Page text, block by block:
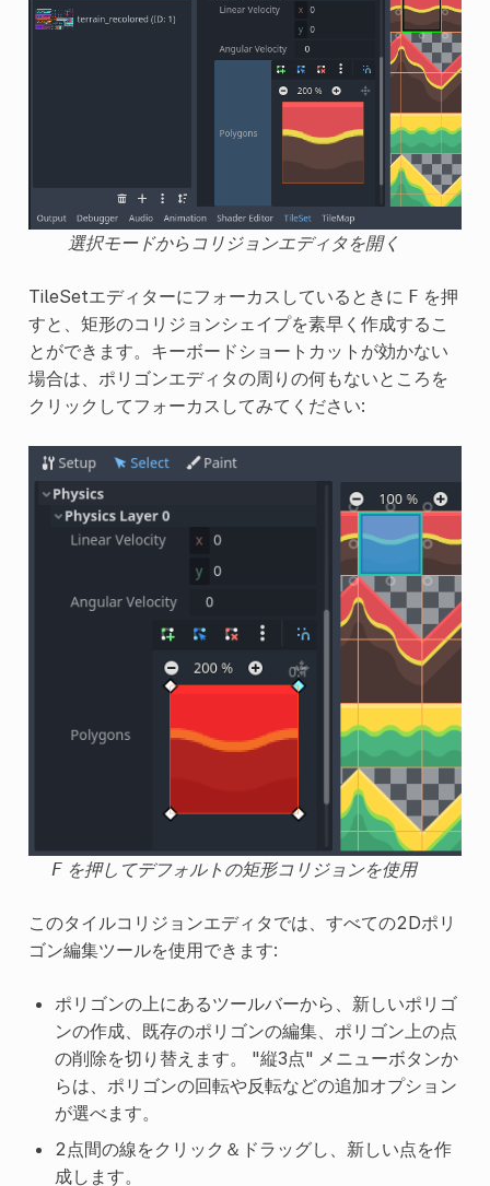
選択モードからコリジョンエディタを開く
TileSetエディターにフォーカスしているときに F を押
すと、矩形のコリジョンシェイプを素早く作成するこ
とができます。キーボードショートカットが効かない
場合は、ポリゴンエディタの周りの何もないところを
クリックしてフォーカスしてみてください:
F を押してデフォルトの矩形コリジョンを使用
このタイルコリジョンエディタでは、すべての2Dポリ
ゴン編集ツールを使用できます:
ポリゴンの上にあるツールバーから、新しいポリゴ
ンの作成、既存のポリゴンの編集、ポリゴン上の点
の削除を切り替えます。 "縦3点" メニューボタンか
らは、ポリゴンの回転や反転などの追加オプション
が選べます。
2点間の線をクリック＆ドラッグし、新しい点を作
成します。